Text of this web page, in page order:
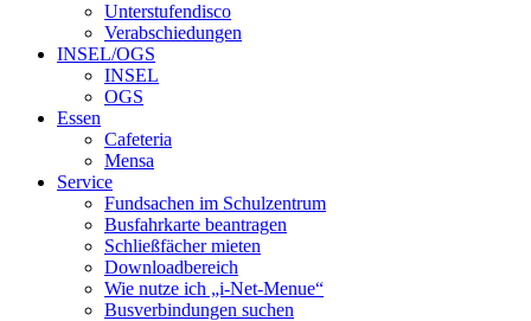
Unterstufendisco
Verabschiedungen
INSEL/OGS
INSEL
OGS
Essen
Cafeteria
Mensa
Service
Fundsachen im Schulzentrum
Busfahrkarte beantragen
Schließfächer mieten
Downloadbereich
Wie nutze ich „i-Net-Menue“
Busverbindungen suchen